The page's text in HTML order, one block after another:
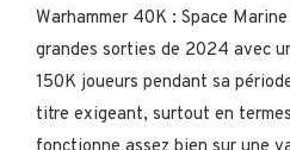
Warhammer 40K : Space
grandes sorties de 2024 avec
150K joueurs pendant sa
titre exigeant, surtout en